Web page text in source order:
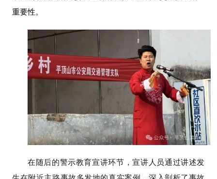
重要性。
在随后的警示教育宣讲环节，宣讲人员通过讲述发